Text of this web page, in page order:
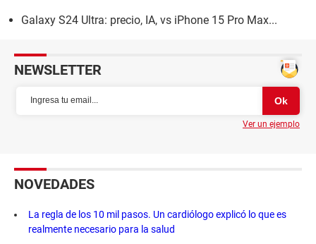
Galaxy S24 Ultra: precio, IA, vs iPhone 15 Pro Max...
NEWSLETTER
Ver un ejemplo
NOVEDADES
La regla de los 10 mil pasos. Un cardiólogo explicó lo que es
realmente necesario para la salud